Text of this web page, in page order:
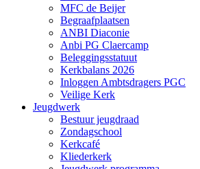
MFC de Beijer
Begraafplaatsen
ANBI Diaconie
Anbi PG Claercamp
Beleggingsstatuut
Kerkbalans 2026
Inloggen Ambtsdragers PGC
Veilige Kerk
Jeugdwerk
Bestuur jeugdraad
Zondagschool
Kerkcafé
Kliederkerk